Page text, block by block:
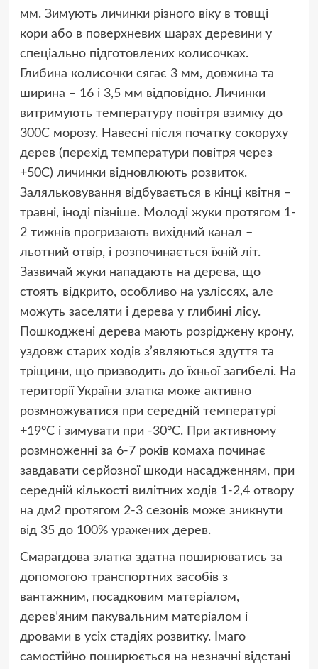
мм. Зимують личинки різного віку в товщі
кори або в поверхневих шарах деревини у
спеціально підготовлених колисочках.
Глибина колисочки сягає 3 мм, довжина та
ширина – 16 і 3,5 мм відповідно. Личинки
витримують температуру повітря взимку до
300С морозу. Навесні після початку сокоруху
дерев (перехід температури повітря через
+50С) личинки відновлюють розвиток.
Заляльковування відбувається в кінці квітня –
травні, іноді пізніше. Молоді жуки протягом 1-
2 тижнів прогризають вихідний канал –
льотний отвір, і розпочинається їхній літ.
Зазвичай жуки нападають на дерева, що
стоять відкрито, особливо на узліссях, але
можуть заселяти і дерева у глибині лісу.
Пошкоджені дерева мають розріджену крону,
уздовж старих ходів з’являються здуття та
тріщини, що призводить до їхньої загибелі. На
території України златка може активно
розмножуватися при середній температурі
+19°С і зимувати при -30°С. При активному
розмноженні за 6-7 років комаха починає
завдавати серйозної шкоди насадженням, при
середній кількості вилітних ходів 1-2,4 отвору
на дм2 протягом 2-3 сезонів може зникнути
від 35 до 100% уражених дерев.
Смарагдова златка здатна поширюватись за
допомогою транспортних засобів з
вантажним, посадковим матеріалом,
дерев’яним пакувальним матеріалом і
дровами в усіх стадіях розвитку. Імаго
самостійно поширюється на незначні відстані